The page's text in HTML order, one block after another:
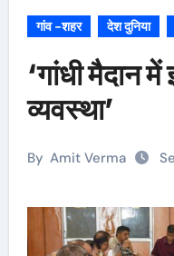
गांव -शहर देश दुनिया
‘गांधी मैदान
व्यवस्था’
By Amit Verma